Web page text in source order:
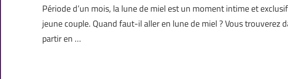
Période d’un mois, la lune de miel est un moment intime et
jeune couple. Quand faut-il aller en lune de miel ? Vous trouverez
partir en …